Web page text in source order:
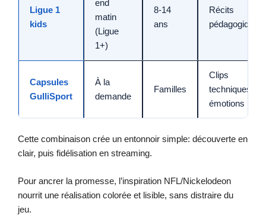
Ligue 1
kids
end
matin
(Ligue
1+)
8-14
ans
Récits
pédagogiques
Capsules
GulliSport
À la
demande
Familles
Clips
techniques et
émotions
Cette combinaison crée un entonnoir simple: découverte en
clair, puis fidélisation en streaming.
Pour ancrer la promesse, l’inspiration NFL/Nickelodeon
nourrit une réalisation colorée et lisible, sans distraire du
jeu.